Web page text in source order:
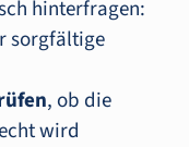
hinterfragen:
sorgfältige
, ob die
wird